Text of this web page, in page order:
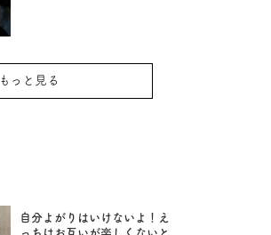
もっと見る
自分よがりはいけないよ！え